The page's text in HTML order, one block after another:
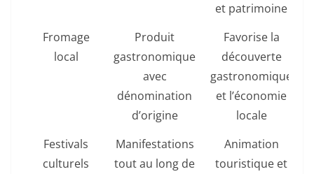
et patrimoine
Fromage
local
Produit
gastronomique
avec
dénomination
d’origine
Favorise la
découverte
gastronomique
et l’économie
locale
Festivals
culturels
Manifestations
tout au long de
Animation
touristique et